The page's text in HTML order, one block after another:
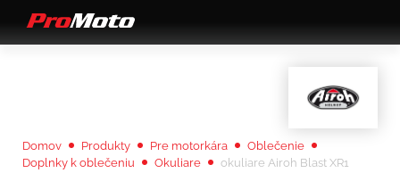
Domov Produkty Pre motorkára
Oblečenie
Doplnky k oblečeniu
Okuliare okuliare Airoh Blast XR1